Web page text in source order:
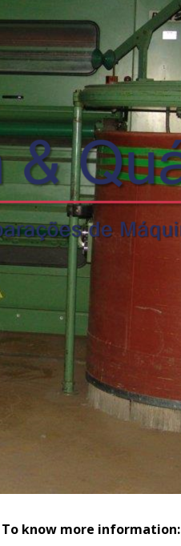
To know more information: